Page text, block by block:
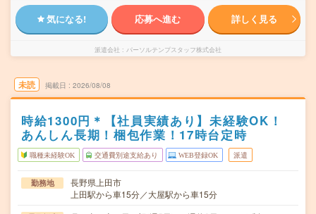
気になる! 応募へ進む 詳しく見る
派遣会社 パーソルテンプスタッフ株式会社
未読 掲載日 2026/08/08
時給1300円＊【社員実績あり】未経験OK！
あんしん長期！梱包作業！17時台定時
職種未経験OK 交通費別途支給あり WEB登録OK 派遣
勤務地
長野県上田市
上田駅から車15分／大屋駅から車15分